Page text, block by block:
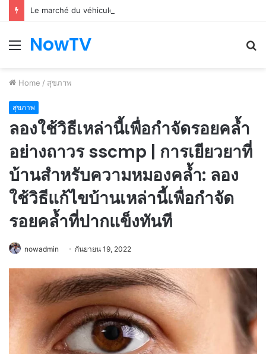
Le marché du véhicule d’occasion en plein essor
Menu
NowTV
Home / สุขภาพ
สุขภาพ
ลองใช้วิธีเหล่านี้เพื่อกำจัดรอยคล้ำ
อย่างถาวร sscmp | การเยียวยาที่
บ้านสำหรับความหมองคล้ำ: ลอง
ใช้วิธีแก้ไขบ้านเหล่านี้เพื่อกำจัด
รอยคล้ำที่ปากแข็งทันที
nowadmin กันยายน 19, 2022